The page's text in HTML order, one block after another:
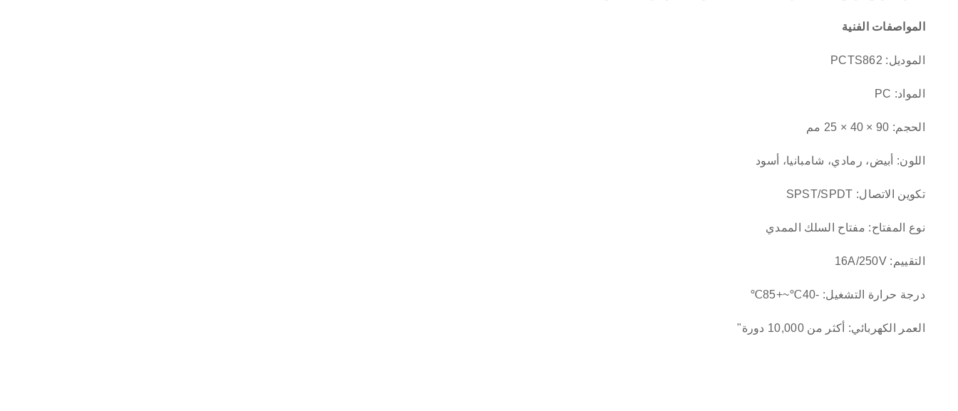
المواصفات الفنية
الموديل: PCTS862
المواد: PC
الحجم: 90 × 40 × 25 مم
اللون: أبيض، رمادي، شامبانيا، أسود
تكوين الاتصال: SPST/SPDT
نوع المفتاح: مفتاح السلك الممدي
التقييم: 16A/250V
درجة حرارة التشغيل: -40℃~+85℃
العمر الكهربائي: أكثر من 10,000 دورة"